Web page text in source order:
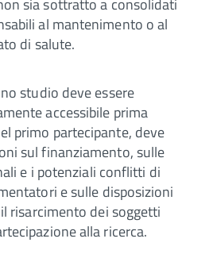
al mantenimento o al
di salute.
studio deve essere
accessibile prima
primo partecipante, deve
sul finanziamento, sulle
e i potenziali conflitti di
e sulle disposizioni
risarcimento dei soggetti
alla ricerca.